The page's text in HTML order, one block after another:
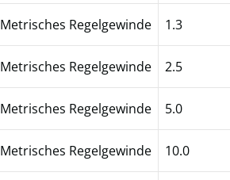
Metrisches Regelgewinde 1.3
Metrisches Regelgewinde 2.5
Metrisches Regelgewinde 5.0
Metrisches Regelgewinde 10.0